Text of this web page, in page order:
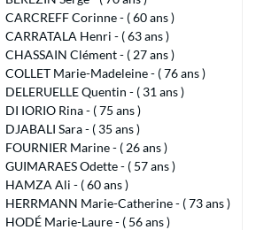
CARCREFF Corinne - ( 60 ans )
CARRATALA Henri - ( 63 ans )
CHASSAIN Clément - ( 27 ans )
COLLET Marie-Madeleine - ( 76 ans )
DELERUELLE Quentin - ( 31 ans )
DI IORIO Rina - ( 75 ans )
DJABALI Sara - ( 35 ans )
FOURNIER Marine - ( 26 ans )
GUIMARAES Odette - ( 57 ans )
HAMZA Ali - ( 60 ans )
HERRMANN Marie-Catherine - ( 73 ans )
HODÉ Marie-Laure - ( 56 ans )